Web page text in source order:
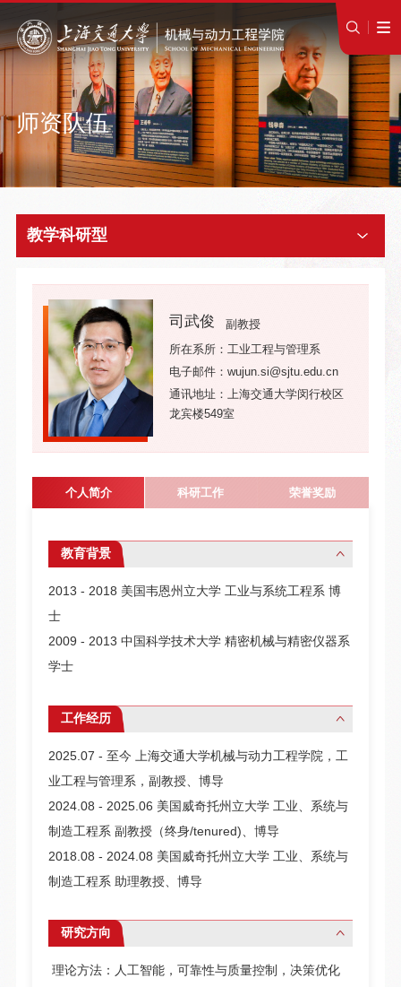
师资队伍
教学科研型
司武俊
副教授
所在系所：工业工程与管理系
电子邮件：wujun.si@sjtu.edu.cn
通讯地址：上海交通大学闵行校区
龙宾楼549室
个人简介 科研工作 荣誉奖励
教育背景
2013 - 2018 美国韦恩州立大学 工业与系统工程系 博
士
2009 - 2013 中国科学技术大学 精密机械与精密仪器系
学士
工作经历
2025.07 - 至今 上海交通大学机械与动力工程学院，工
业工程与管理系，副教授、博导
2024.08 - 2025.06 美国威奇托州立大学 工业、系统与
制造工程系 副教授（终身/tenured)、博导
2018.08 - 2024.08 美国威奇托州立大学 工业、系统与
制造工程系 助理教授、博导
研究方向
理论方法：人工智能，可靠性与质量控制，决策优化